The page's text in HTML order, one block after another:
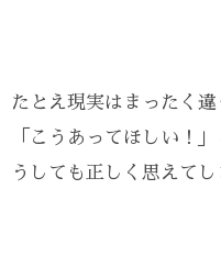
たとえ現実はまったく
「こうあってほしい！
うしても正しく思えて